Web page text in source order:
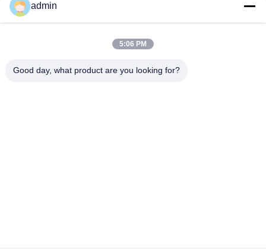
Convogliatore a nastro minerale di ferro separatore a rulli
elettromagnetici macchina di lavoro ininterrotta
Macchina trattata del separatore del magnete di capacità
admin
5:06 PM
Good day, what product are you looking for?